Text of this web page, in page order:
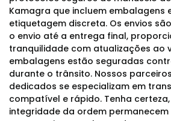
Kamagra que incluem embalagens
etiquetagem discreta. Os envios
o envio até a entrega final,
tranquilidade com atualizações ao
embalagens estão seguradas
durante o trânsito. Nossos
dedicados se especializam em
compatível e rápido. Tenha
integridade da ordem permanecem